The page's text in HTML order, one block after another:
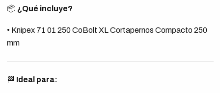
📦 ¿Qué incluye?
• Knipex 71 01 250 CoBolt XL Cortapernos Compacto 250
mm
🏁 Ideal para: